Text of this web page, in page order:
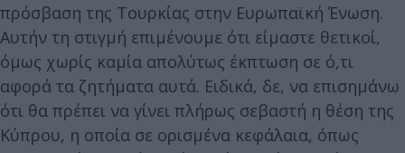
πρόσβαση της Τουρκίας στην Ευρωπαϊκή Ένωση.
Αυτήν τη στιγμή επιμένουμε ότι είμαστε θετικοί,
όμως χωρίς καμία απολύτως έκπτωση σε ό,τι
αφορά τα ζητήματα αυτά. Ειδικά, δε, να επισημάνω
ότι θα πρέπει να γίνει πλήρως σεβαστή η θέση της
Κύπρου, η οποία σε ορισμένα κεφάλαια, όπως